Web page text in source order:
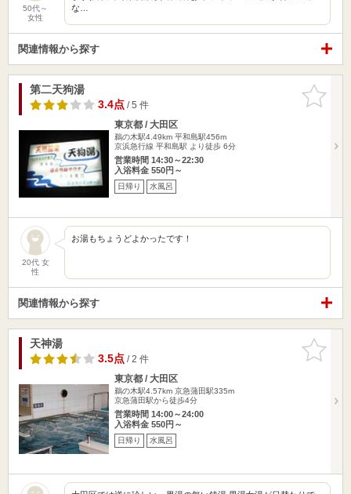
50代～
女性
な…
関連情報から探す
お気に入
りに追加
第二天狗湯
3.4点/ 5 件
東京都 / 大田区
鵜の木駅4.49km 平和島駅456m
京浜急行線 平和島駅 より徒歩 6分
営業時間 14:30～22:30
入浴料金 550円～
日帰り 水風呂
20代 女
性
お湯もちょうどよかったです！
関連情報から探す
お気に入
りに追加
天神湯
3.5点/ 2 件
東京都 / 大田区
鵜の木駅4.57km 京急蒲田駅335m
京急蒲田駅から徒歩4分
営業時間 14:00～24:00
入浴料金 550円～
日帰り 水風呂